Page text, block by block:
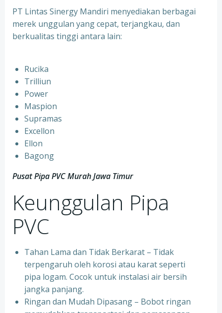
PT Lintas Sinergy Mandiri menyediakan berbagai
merek unggulan yang cepat, terjangkau, dan
berkualitas tinggi antara lain:
Rucika
Trilliun
Power
Maspion
Supramas
Excellon
Ellon
Bagong
Pusat Pipa PVC Murah Jawa Timur
Keunggulan Pipa
PVC
Tahan Lama dan Tidak Berkarat – Tidak
terpengaruh oleh korosi atau karat seperti
pipa logam. Cocok untuk instalasi air bersih
jangka panjang.
Ringan dan Mudah Dipasang – Bobot ringan